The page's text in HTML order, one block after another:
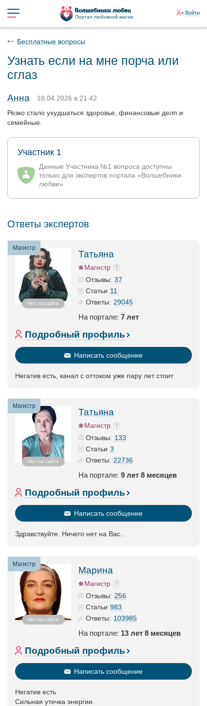
Портал любовной магии
Войти
Бесплатные вопросы
Узнать если на мне порча или
сглаз
Анна
18.04.2026 в 21:42
Резко стало ухудшаться здоровье, финансовые делп и
семейные.
Участник 1
Данные Участника №1 вопроса доступны
только для экспертов портала «Волшебники
любви»
Ответы экспертов
Магистр
Нет на сайте
Татьяна
Магистр
Отзывы: 37
Статьи 11
Ответы: 29045
На портале: 7 лет
Подробный профиль
Написать сообщение
Негатив есть, канал с оттоком уже пару лет стоит
Магистр
Нет на сайте
Татьяна
Магистр
Отзывы: 133
Статьи 3
Ответы: 22736
На портале: 9 лет 8 месяцев
Подробный профиль
Написать сообщение
Здравствуйте. Ничего нет на Вас..
Магистр
Нет на сайте
Марина
Магистр
Отзывы: 256
Статьи 983
Ответы: 103985
На портале: 13 лет 8 месяцев
Подробный профиль
Написать сообщение
Негатив есть
Сильная утечка энергии.